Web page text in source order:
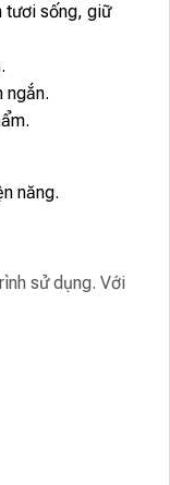
tươi sống, giữ
ngắn.
năng.
sử dụng. Với